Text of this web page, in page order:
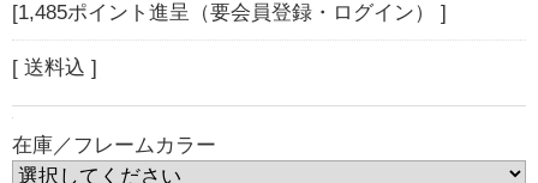
[1,485ポイント進呈（要会員登録・ログイン） ]
[ 送料込 ]
在庫／フレームカラー